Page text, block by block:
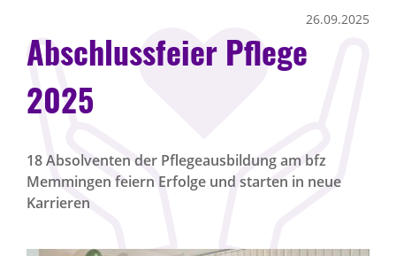
Infos
Jobs
Standorte
News Archiv
Abschlussfeier Pflege
2025
26.09.2025
18 Absolventen der Pflegeausbildung am bfz
Memmingen feiern Erfolge und starten in neue
Karrieren